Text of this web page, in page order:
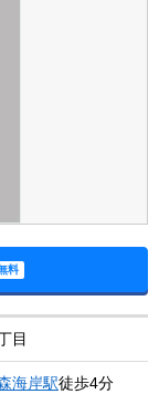
目
海岸駅徒歩4分